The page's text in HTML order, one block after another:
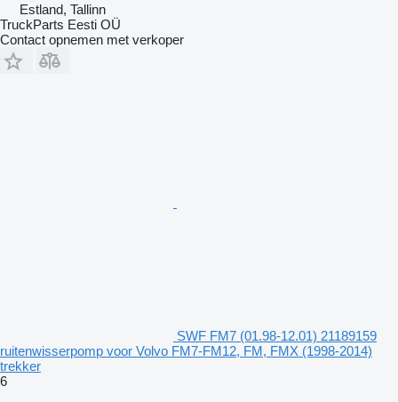
Estland, Tallinn
TruckParts Eesti OÜ
Contact opnemen met verkoper
SWF FM7 (01.98-12.01) 21189159
ruitenwisserpomp voor Volvo FM7-FM12, FM, FMX (1998-2014)
trekker
6